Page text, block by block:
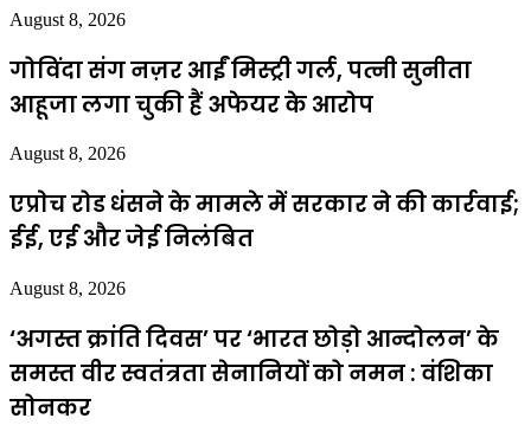
August 8, 2026
गोविंदा संग नज़र आईं मिस्ट्री गर्ल, पत्नी सुनीता
आहूजा लगा चुकी हैं अफेयर के आरोप
August 8, 2026
एप्राेच रोड धंसने के मामले में सरकार ने की कार्रवाई;
ईई, एई और जेई निलंबित
August 8, 2026
‘अगस्त क्रांति दिवस’ पर ‘भारत छोड़ो आन्दोलन’ के
समस्त वीर स्वतंत्रता सेनानियों को नमन : वंशिका
सोनकर